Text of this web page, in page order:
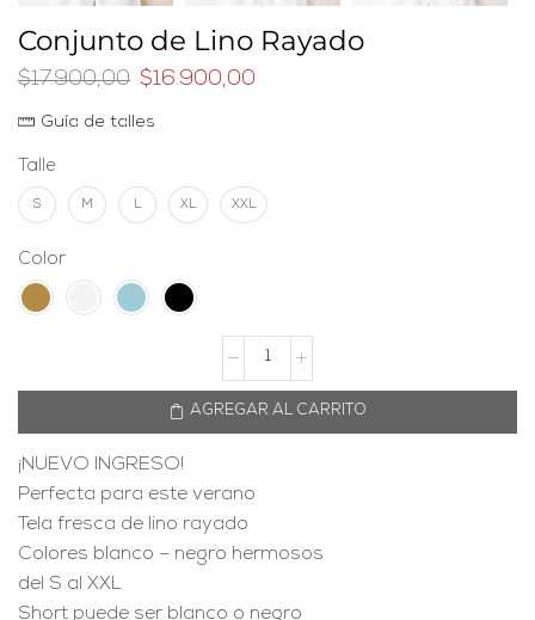
Conjunto de Lino Rayado
$17.900,00 $16.900,00
Guía de talles
Talle
S M L XL XXL
Color
AGREGAR AL CARRITO
¡NUEVO INGRESO!
Perfecta para este verano
Tela fresca de lino rayado
Colores blanco – negro hermosos
del S al XXL
Short puede ser blanco o negro